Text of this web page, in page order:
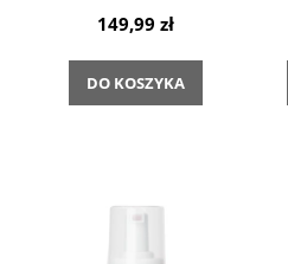
149,99 zł
DO KOSZYKA